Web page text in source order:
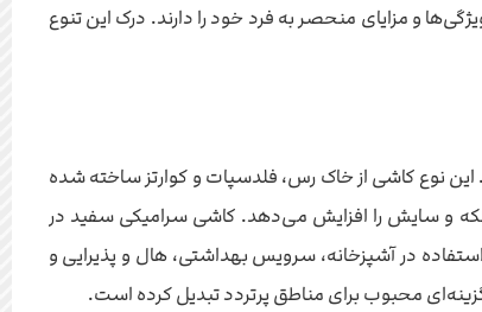
و مزایای منحصر به فرد خود را دارند. درک این تنوع
نوع کاشی از خاک رس، فلدسپات و کوارتز ساخته شده
لکه و سایش را افزایش می‌دهد. کاشی سرامیکی سفید در
در آشپزخانه، سرویس بهداشتی، هال و پذیرایی و
محبوب برای مناطق پرتردد تبدیل کرده است.